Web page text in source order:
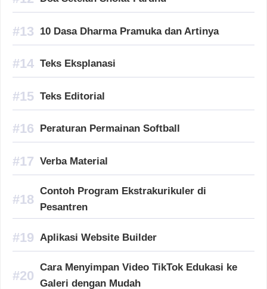
10 Dasa Dharma Pramuka dan Artinya
Teks Eksplanasi
Teks Editorial
Peraturan Permainan Softball
Verba Material
Contoh Program Ekstrakurikuler di
Pesantren
Aplikasi Website Builder
Cara Menyimpan Video TikTok Edukasi ke
Galeri dengan Mudah